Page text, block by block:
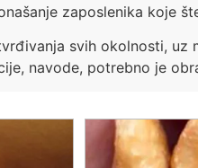
zaposlenika koje
svih okolnosti,
navode, potrebno je